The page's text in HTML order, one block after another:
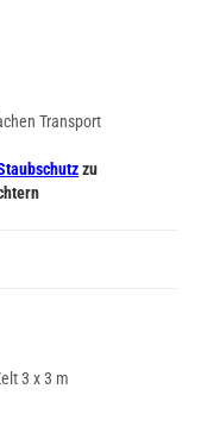
Transport
zu
3 x 3 m